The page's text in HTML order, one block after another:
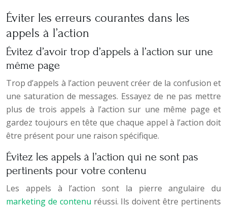
Éviter les erreurs courantes dans les
appels à l’action
Évitez d’avoir trop d’appels à l’action sur une
même page
Trop d’appels à l’action peuvent créer de la confusion et
une saturation de messages. Essayez de ne pas mettre
plus de trois appels à l’action sur une même page et
gardez toujours en tête que chaque appel à l’action doit
être présent pour une raison spécifique.
Évitez les appels à l’action qui ne sont pas
pertinents pour votre contenu
Les appels à l’action sont la pierre angulaire du
marketing de contenu réussi. Ils doivent être pertinents